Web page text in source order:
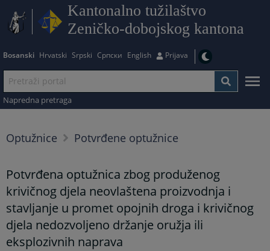
Kantonalno tužilaštvo
Zeničko-dobojskog kantona
Bosanski Hrvatski Srpski Српски English Prijava
Napredna pretraga
Optužnice Potvrđene optužnice
Potvrđena optužnica zbog produženog
krivičnog djela neovlaštena proizvodnja i
stavljanje u promet opojnih droga i krivičnog
djela nedozvoljeno držanje oružja ili
eksplozivnih naprava